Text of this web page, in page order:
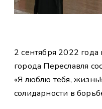
2 сентября 2022 года
города Переславля
«Я люблю тебя,
солидарности в